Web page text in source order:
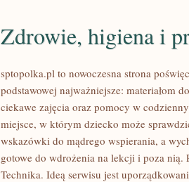
Zdrowie, higiena i
sptopolka.pl to nowoczesna strona
podstawowej najważniejsze: materiałom
ciekawe zajęcia oraz pomocy w
miejsce, w którym dziecko może
wskazówki do mądrego wspierania, a
gotowe do wdrożenia na lekcji i poza nią.
Technika. Ideą serwisu jest